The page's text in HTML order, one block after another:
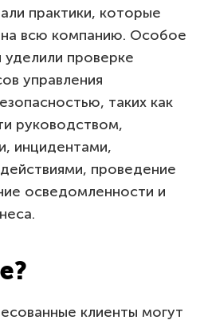
практики, которые
всю компанию. Особое
проверке
управления
таких как
руководством,
инцидентами,
проведение
осведомленности и
клиенты могут